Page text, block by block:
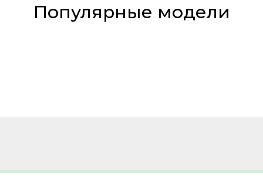
Популярные модели